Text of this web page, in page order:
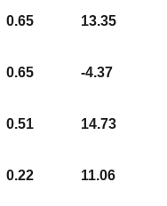
0.65 13.35
0.65 -4.37
0.51 14.73
0.22 11.06